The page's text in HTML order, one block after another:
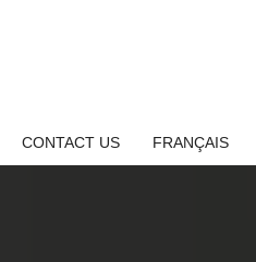
CONTACT US FRANÇAIS